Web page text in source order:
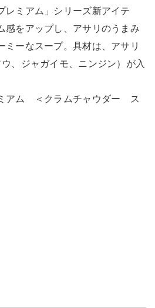
レミアム」シリーズ新アイテ
感をアップし、アサリのうまみ
ミーなスープ。具材は、アサリ
、ジャガイモ、ニンジン）が入
アム ＜クラムチャウダー ス